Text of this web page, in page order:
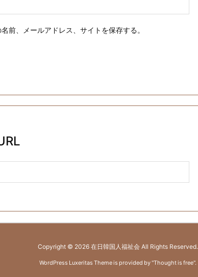
前、メールアドレス、サイトを保存する。
Copyright © 2026 在日韓国人福祉会 All Rights Reserved.
WordPress Luxeritas Theme is provided by "Thought is free".